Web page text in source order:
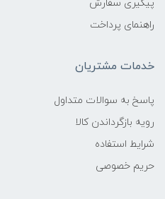
پیگیری سفارش
راهنمای پرداخت
خدمات مشتریان
پاسخ به سوالات متداول
رویه بازگرداندن کالا
شرایط استفاده
حریم خصوصی